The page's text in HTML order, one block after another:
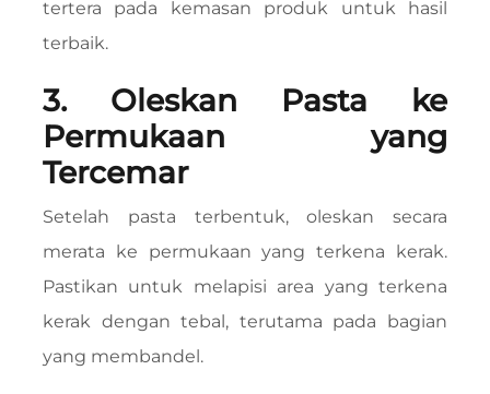
tertera pada kemasan produk untuk hasil
terbaik.
3. Oleskan Pasta ke
Permukaan yang
Tercemar
Setelah pasta terbentuk, oleskan secara
merata ke permukaan yang terkena kerak.
Pastikan untuk melapisi area yang terkena
kerak dengan tebal, terutama pada bagian
yang membandel.